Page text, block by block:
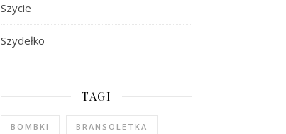
Szycie
Szydełko
TAGI
BOMBKI BRANSOLETKA